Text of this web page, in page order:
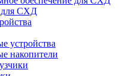
СХД
устройства
накопители